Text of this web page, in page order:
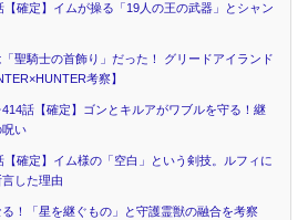
確定】イムが操る「19人の王の武器」とシャン
聖騎士の首飾り」だった！ グリードアイランド
考察】
話【確定】ゴンとキルアがワブルを守る！継
呪い
確定】イム様の「空白」という剣技。ルフィに
した理由
！「星を継ぐもの」と守護霊獣の融合を考察